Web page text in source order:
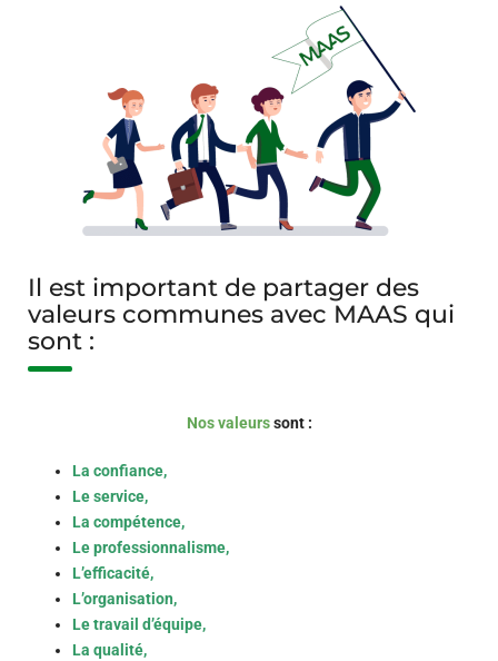
Il est important de partager des
valeurs communes avec MAAS qui
sont :
Nos valeurssont :
La confiance,
Le service,
La compétence,
Le professionnalisme,
L’efficacité,
L’organisation,
Le travail d’équipe,
La qualité,